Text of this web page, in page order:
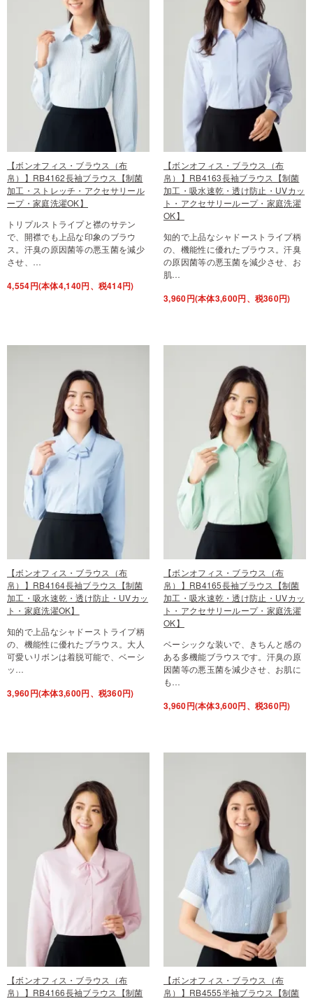
【ボンオフィス・ブラウス（布
帛）】RB4162長袖ブラウス【制菌
加工・ストレッチ・アクセサリール
ープ・家庭洗濯OK】
トリプルストライプと襟のサテン
で、開襟でも上品な印象のブラウ
ス。汗臭の原因菌等の悪玉菌を減少
させ、…
4,554円(本体4,140円、税414円)
【ボンオフィス・ブラウス（布
帛）】RB4163長袖ブラウス【制菌
加工・吸水速乾・透け防止・UVカッ
ト・アクセサリーループ・家庭洗濯
OK】
知的で上品なシャドーストライプ柄
の、機能性に優れたブラウス。汗臭
の原因菌等の悪玉菌を減少させ、お
肌…
3,960円(本体3,600円、税360円)
【ボンオフィス・ブラウス（布
帛）】RB4164長袖ブラウス【制菌
加工・吸水速乾・透け防止・UVカッ
ト・家庭洗濯OK】
知的で上品なシャドーストライプ柄
の、機能性に優れたブラウス。大人
可愛いリボンは着脱可能で、ベーシ
ッ…
3,960円(本体3,600円、税360円)
【ボンオフィス・ブラウス（布
帛）】RB4165長袖ブラウス【制菌
加工・吸水速乾・透け防止・UVカッ
ト・アクセサリーループ・家庭洗濯
OK】
ベーシックな装いで、きちんと感の
ある多機能ブラウスです。汗臭の原
因菌等の悪玉菌を減少させ、お肌に
も…
3,960円(本体3,600円、税360円)
【ボンオフィス・ブラウス（布
帛）】RB4166長袖ブラウス【制菌
【ボンオフィス・ブラウス（布
帛）】RB4555半袖ブラウス【制菌